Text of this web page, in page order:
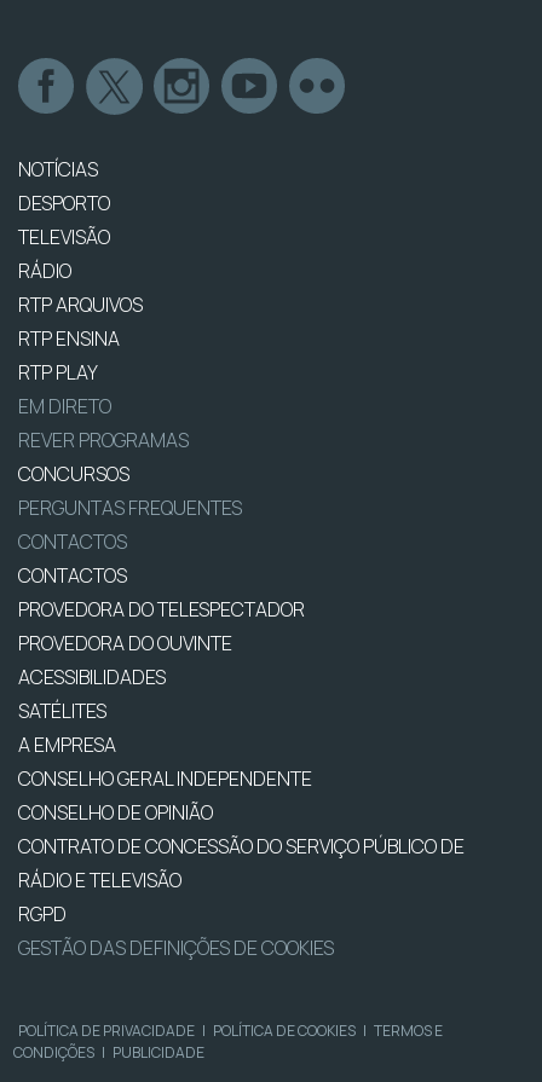
NOTÍCIAS
DESPORTO
TELEVISÃO
RÁDIO
RTP ARQUIVOS
RTP ENSINA
RTP PLAY
EM DIRETO
REVER PROGRAMAS
CONCURSOS
PERGUNTAS FREQUENTES
CONTACTOS
CONTACTOS
PROVEDORA DO TELESPECTADOR
PROVEDORA DO OUVINTE
ACESSIBILIDADES
SATÉLITES
A EMPRESA
CONSELHO GERAL INDEPENDENTE
CONSELHO DE OPINIÃO
CONTRATO DE CONCESSÃO DO SERVIÇO PÚBLICO DE
RÁDIO E TELEVISÃO
RGPD
GESTÃO DAS DEFINIÇÕES DE COOKIES
POLÍTICA DE PRIVACIDADE | POLÍTICA DE COOKIES | TERMOS E
CONDIÇÕES | PUBLICIDADE